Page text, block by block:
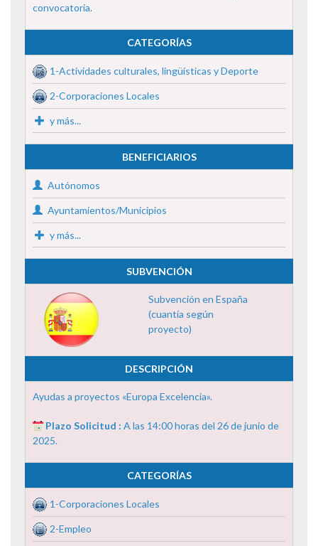
convocatoria.
CATEGORÍAS
1-Actividades culturales, lingüísticas y Deporte
2-Corporaciones Locales
y más...
BENEFICIARIOS
Autónomos
Ayuntamientos/Municipios
y más...
SUBVENCIÓN
Subvención en España
(cuantía según
proyecto)
DESCRIPCIÓN
Ayudas a proyectos «Europa Excelencia».
Plazo Solicitud : A las 14:00 horas del 26 de junio de
2025.
CATEGORÍAS
1-Corporaciones Locales
2-Empleo